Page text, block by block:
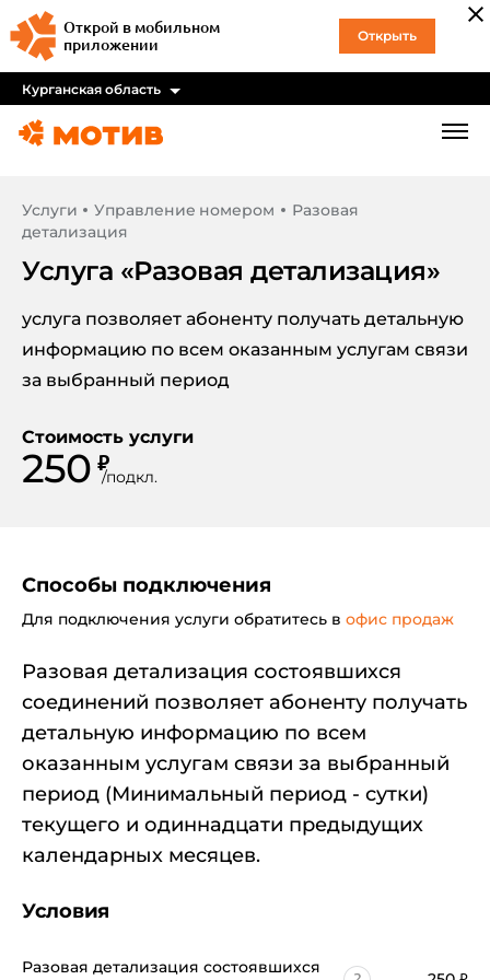
Открой в мобильном
приложении
Открыть
Курганская область
Услуги Управление номером
Разовая
детализация
Услуга «Разовая детализация»
услуга позволяет абоненту получать детальную
информацию по всем оказанным услугам связи
за выбранный период
Стоимость услуги
250 ₽
/подкл.
Способы подключения
Для подключения услуги обратитесь в офис продаж
Разовая детализация состоявшихся
соединений позволяет абоненту получать
детальную информацию по всем
оказанным услугам связи за выбранный
период (Минимальный период - сутки)
текущего и одиннадцати предыдущих
календарных месяцев.
Условия
Разовая детализация состоявшихся